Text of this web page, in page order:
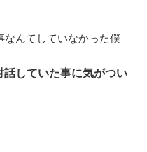
なんてしていなかった僕
していた事に気がつい